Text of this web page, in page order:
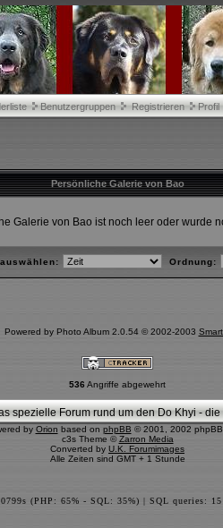
Benutzergruppen Registrieren Profil
Persönliche Galerie von Bao
Galerie von Bao ist noch leer oder wurde
Ordnung:
Powered by Photo Album 2.0.54 © 2002-2003
536 Angriffe abgewehrt
spezielle Forum rund um den Do Khyi -
by Orion based on phpBB © 2001, 2002
c3s Theme ©Zarron Media
Converted by U.K. Forumimages
Alle Zeiten sind GMT + 1 Stunde
(PHP: 65% - SQL: 35%) | SQL queries: